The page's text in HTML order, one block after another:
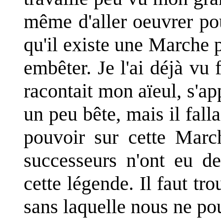
même d'aller oeuvrer
qu'il existe une Marche
embêter. Je l'ai déjà vu
racontait mon aïeul,
un peu bête, mais il
pouvoir sur cette
successeurs n'ont eu
cette légende. Il faut
sans laquelle nous ne